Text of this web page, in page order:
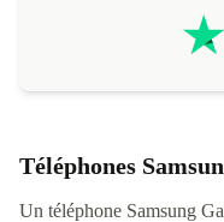
Téléphones
Un téléphone Samsung